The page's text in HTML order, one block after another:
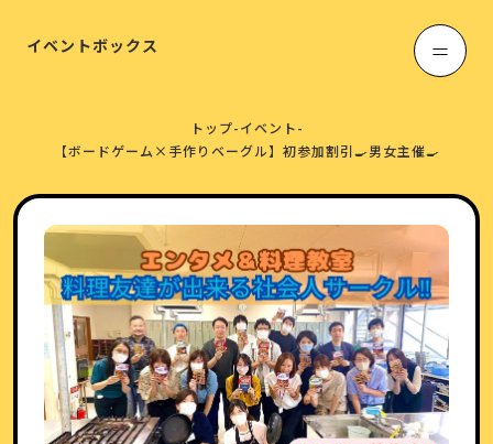
イベントボックス
トップ-イベント-
【ボードゲーム×手作りベーグル】初参加割引🍳男女主催🍳